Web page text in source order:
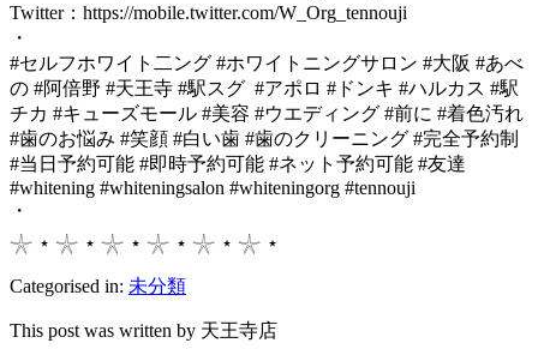
Twitter：https://mobile.twitter.com/W_Org_tennouji
・
#セルフホワイト二ング #ホワイトニングサロン #大阪 #あべ
の #阿倍野 #天王寺 #駅スグ #アポロ #ドンキ #ハルカス #駅
チカ #キューズモール #美容 #ウエディング #前に #着色汚れ
#歯のお悩み #笑顔 #白い歯 #歯のクリーニング #完全予約制
#当日予約可能 #即時予約可能 #ネット予約可能 #友達
#whitening #whiteningsalon #whiteningorg #tennouji
・
𓇼 ⋆ 𓇼 ⋆ 𓇼 ⋆ 𓇼 ⋆ 𓇼 ⋆ 𓇼 ⋆
Categorised in: 未分類
This post was written by 天王寺店